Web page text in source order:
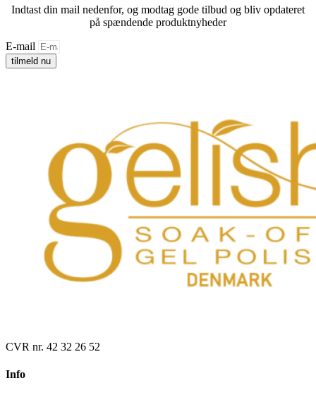
Indtast din mail nedenfor, og modtag gode tilbud og bliv opdateret
på spændende produktnyheder
E-mail
tilmeld nu
CVR nr. 42 32 26 52
Info